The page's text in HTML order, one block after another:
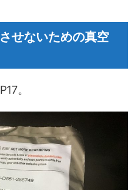
せないための真空
。